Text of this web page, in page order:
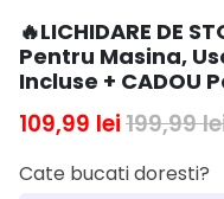
🔥LICHIDARE DE
Pentru Masina,
Incluse + CADOU
109,99 lei199,99
Cate bucati doresti?